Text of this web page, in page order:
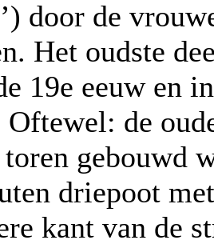
door de
Het oudste
19e eeuw en
de
gebouwd
driepoot
kant van de